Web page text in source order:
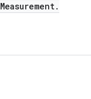
Measurement.